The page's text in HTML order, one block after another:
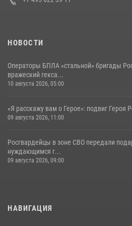
НОВОСТИ
Операторы БПЛА «стальной» бригады
вражеский гекса...
10 августа 2026, 05:00
«Я расскажу вам о Герое»: подвиг Героя
09 августа 2026, 11:00
Росгвардейцы в зоне СВО передали
нуждающимся г...
09 августа 2026, 09:00
НАВИГАЦИЯ